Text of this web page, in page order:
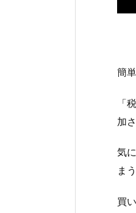
簡
「
加
気
まう
買